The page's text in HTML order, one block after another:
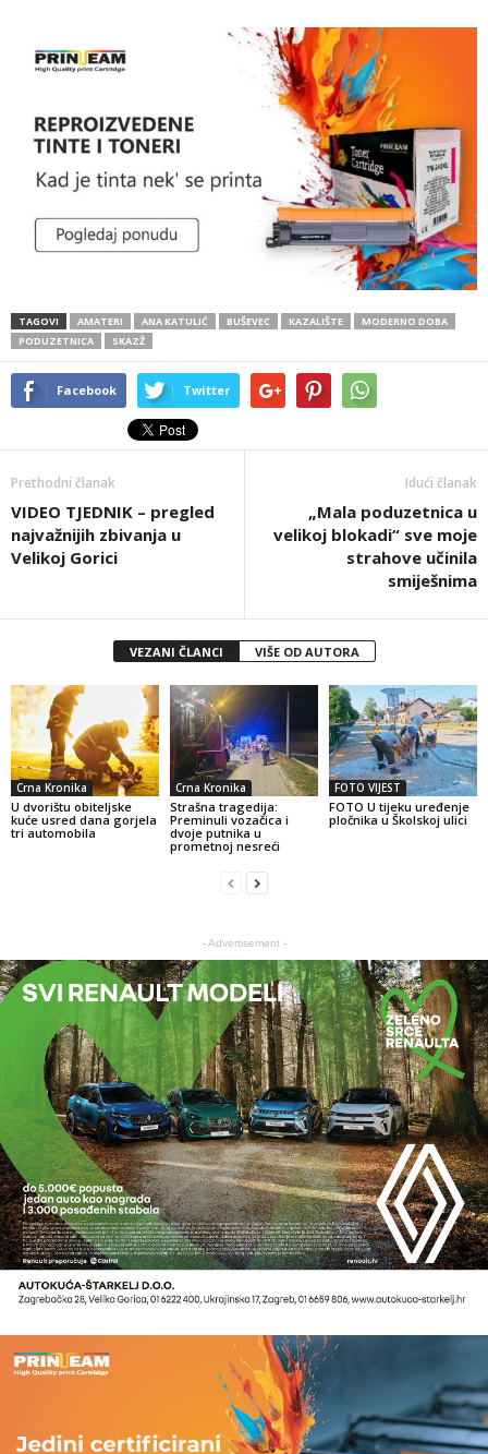
TAGOVI AMATERI ANA KATULIĆ BUŠEVEC KAZALIŠTE
MODERNO DOBA
PODUZETNICA
SKAZŽ
Facebook Twitter
Prethodni članak
VIDEO TJEDNIK – pregled
najvažnijih zbivanja u
Velikoj Gorici
Idući članak
„Mala poduzetnica u
velikoj blokadi“ sve moje
strahove učinila
smiješnima
VEZANI ČLANCI VIŠE OD AUTORA
Crna Kronika
U dvorištu obiteljske
kuće usred dana gorjela
tri automobila
Crna Kronika
Strašna tragedija:
Preminuli vozačica i
dvoje putnika u
prometnoj nesreći
FOTO VIJEST
FOTO U tijeku uređenje
pločnika u Školskoj ulici
- Advertisement -